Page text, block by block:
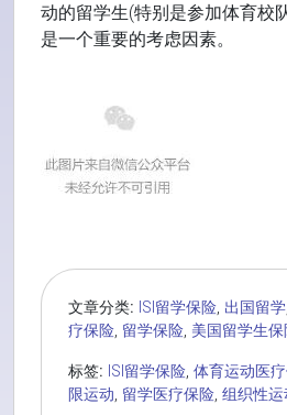
动的留学生(特别是参加体育校
是一个重要的考虑因素。
文章分类: ISI留学保险, 出国留学
疗保险, 留学保险, 美国留学生保
标签: ISI留学保险, 体育运动医
限运动, 留学医疗保险, 组织性运